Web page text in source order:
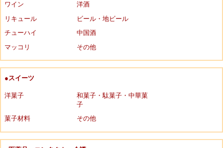
ワイン
洋酒
リキュール
ビール・地ビール
チューハイ
中国酒
マッコリ
その他
●スイーツ
洋菓子
和菓子・駄菓子・中華菓
子
菓子材料
その他